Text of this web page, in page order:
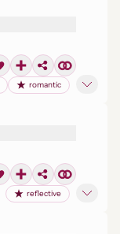
romantic
reflective